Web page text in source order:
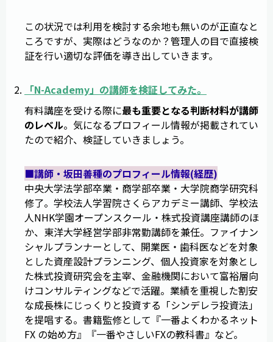
この状況では利用を検討する余地も無いのが正直なと
ころですが、実際はどうなのか？管理人の目で直接検
証を行い適切な評価を導き出していきます。
「N-Academy」の講師を検証してみた。
有料講座を受ける際に最も重要となる判断材料が講師
のレベル。気になるプロフィール情報が掲載されてい
たので紹介、検証していきましょう。
■講師・坂田善種のプロフィール情報(経歴)
中央大学法学部卒業・商学部卒業・大学院商学研究科
修了。学校法人学習院さくらアカデミー講師、学校法
人NHK学園オープンスクール・株式投資講座講師のほ
か、東洋大学経営学部非常勤講師を兼任。ファイナン
シャルプランナーとして、開業医・歯科医などを対象
とした資産設計プランニング、個人投資家を対象とし
た株式投資研究会を主宰、金融機関において富裕層向
けコンサルティングなどで活躍。業績を重視した割安
な成長株にじっくりと投資する「シンデレラ投資法」
を提唱する。書籍監修として『一番よくわかるネット
FX の始め方』『一番やさしいFXの教科書』など。